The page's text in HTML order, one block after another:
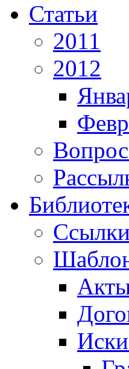
Статьи
2011
2012
Ссылки